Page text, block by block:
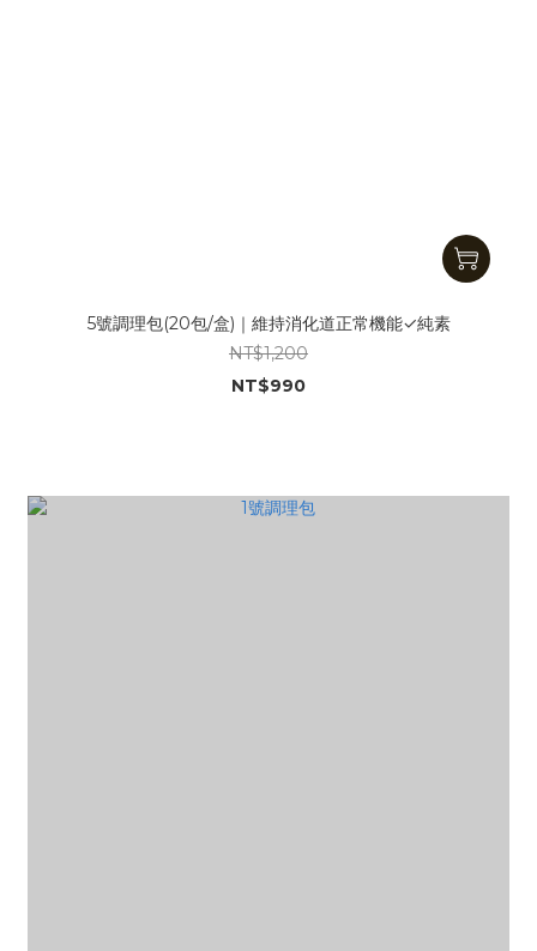
5號調理包(20包/盒)｜維持消化道正常機能✓純素
NT$1,200
NT$990